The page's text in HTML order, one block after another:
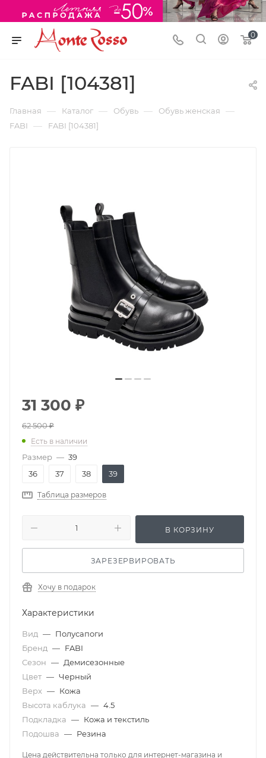
0
FABI [104381]
Главная — Каталог — Обувь — Обувь женская —
FABI — FABI [104381]
31 300 ₽
62 500₽
Есть в наличии
Размер — 39
36
37 38 39
Таблица размеров
В КОРЗИНУ
ЗАРЕЗЕРВИРОВАТЬ
Хочу в подарок
Характеристики
Вид — Полусапоги
Бренд — FABI
Сезон — Демисезонные
Цвет — Черный
Верх — Кожа
Высота каблука — 4.5
Подкладка — Кожа и текстиль
Подошва — Резина
Цена действительна только для интернет-магазина и